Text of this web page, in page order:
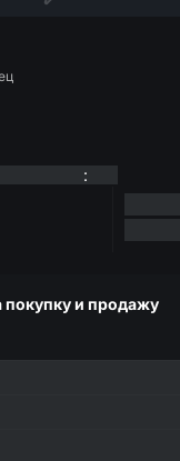
:
покупку и продажу